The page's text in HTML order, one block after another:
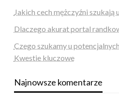
Jakich cech mężczyźni szukają
Dlaczego akurat portal
Czego szukamy u
Kwestie kluczowe
Najnowsze komentarze